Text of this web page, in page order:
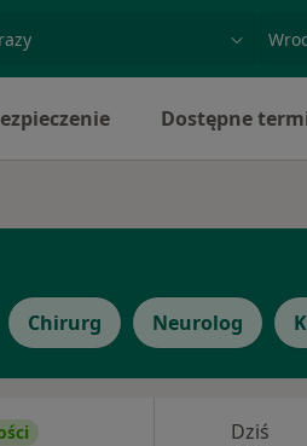
Dostępne
Chirurg Neurolog
Dziś